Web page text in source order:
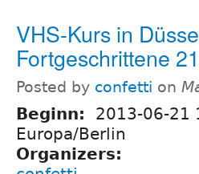
VHS-Kurs in
Fortgeschrittene
Posted by confetti on
Beginn: 2013-06-21
Europa/Berlin
Organizers: